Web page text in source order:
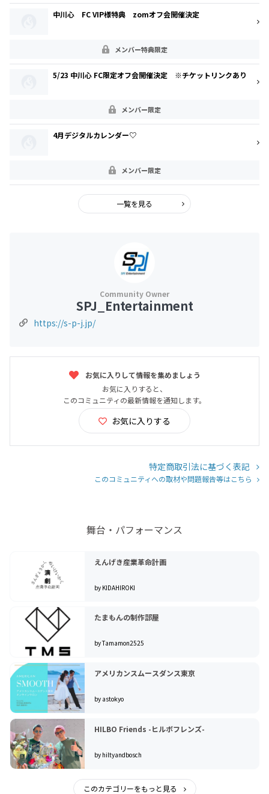
中川心 FC VIP様特典 zomオフ会開催決定
メンバー特典限定
5/23 中川心 FC限定オフ会開催決定 ※チケットリンクあり
メンバー限定
4月デジタルカレンダー♡
メンバー限定
一覧を見る
SPJ_Entertainment
https://s-p-j.jp/
お気に入りして情報を集めましょう
お気に入りすると、
このコミュニティの最新情報を通知します。
お気に入りする
特定商取引法に基づく表記
このコミュニティへの取材や問題報告等はこちら
舞台・パフォーマンス
えんげき産業革命計画
by KIDAHIROKI
たまもんの制作部屋
by Tamamon2525
アメリカンスムースダンス東京
by astokyo
HILBO Friends -ヒルボフレンズ-
by hiltyandbosch
このカテゴリーをもっと見る